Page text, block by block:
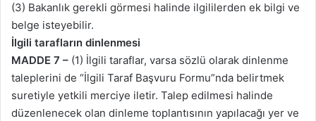
(3) Bakanlık gerekli görmesi halinde ilgililerden ek bilgi ve
belge isteyebilir.
İlgili tarafların dinlenmesi
MADDE 7 – (1) İlgili taraflar, varsa sözlü olarak dinlenme
taleplerini de “İlgili Taraf Başvuru Formu”nda belirtmek
suretiyle yetkili merciye iletir. Talep edilmesi halinde
düzenlenecek olan dinleme toplantısının yapılacağı yer ve